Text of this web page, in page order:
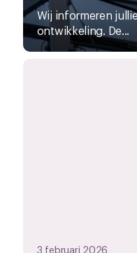
Wij informeren
ontwikkeling. De...
3 februari 2026